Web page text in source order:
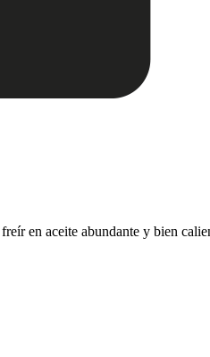
en aceite abundante y bien